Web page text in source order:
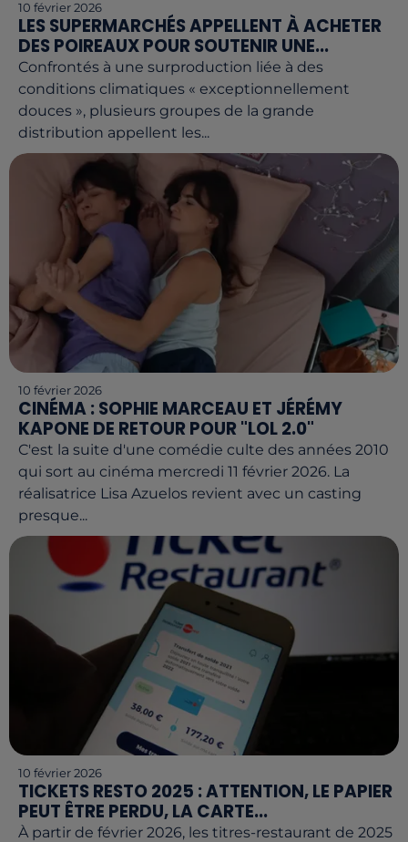
10 février 2026
LES SUPERMARCHÉS APPELLENT À ACHETER
DES POIREAUX POUR SOUTENIR UNE...
Confrontés à une surproduction liée à des
conditions climatiques « exceptionnellement
douces », plusieurs groupes de la grande
distribution appellent les...
10 février 2026
CINÉMA : SOPHIE MARCEAU ET JÉRÉMY
KAPONE DE RETOUR POUR "LOL 2.0"
C'est la suite d'une comédie culte des années 2010
qui sort au cinéma mercredi 11 février 2026. La
réalisatrice Lisa Azuelos revient avec un casting
presque...
10 février 2026
TICKETS RESTO 2025 : ATTENTION, LE PAPIER
PEUT ÊTRE PERDU, LA CARTE...
À partir de février 2026, les titres-restaurant de 2025